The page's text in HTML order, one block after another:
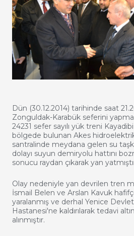
Dün (30.12.2014) tarihinde saat
Zonguldak-Karabük seferini
24231 sefer sayılı yük treni
bölgede bulunan Akes
santralinde meydana gelen su
dolayı suyun demiryolu hattını
sonucu raydan çıkarak yan
Olay nedeniyle yan devrilen tren
İsmail Belen ve Arslan Kavuk
yaralanmış ve derhal Yenice Devlet
Hastanesi'ne kaldırılarak tedavi
alınmıştır.